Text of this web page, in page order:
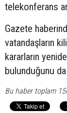
telekonferans
Gazete
vatandaşların
kararların
bulunduğunu da
Bu haber toplam